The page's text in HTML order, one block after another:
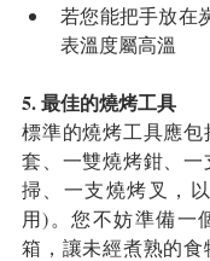
若您能把手放在
表溫度屬高溫
5. 最佳的燒烤工具
標準的燒烤工具應
套、一雙燒烤鉗、
掃、一支燒烤叉，
用)。您不妨準備一
箱，讓未經煮熟的